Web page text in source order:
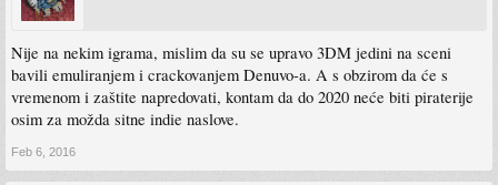
Nije na nekim igrama, mislim da su se upravo 3DM jedini na sceni
bavili emuliranjem i crackovanjem Denuvo-a. A s obzirom da će s
vremenom i zaštite napredovati, kontam da do 2020 neće biti piraterije
osim za možda sitne indie naslove.
Feb 6, 2016